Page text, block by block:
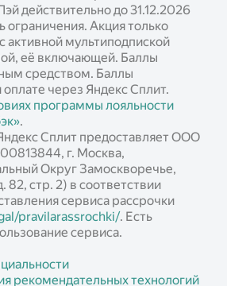
действительно до 31.12.2026
ограничения. Акция только
активной мультиподпиской
её включающей. Баллы
средством. Баллы
через Яндекс Сплит.
программы лояльности
.
Сплит предоставляет ООО
г. Москва,
Округ Замоскворечье,
82, стр. 2) в соответствии
сервиса рассрочки
pravilarassrochki/. Есть
сервиса.
рекомендательных технологий